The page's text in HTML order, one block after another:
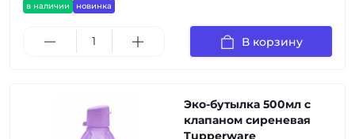
в наличии новинка
В корзину
Эко-бутылка 500мл с
клапаном сиреневая
Tupperware